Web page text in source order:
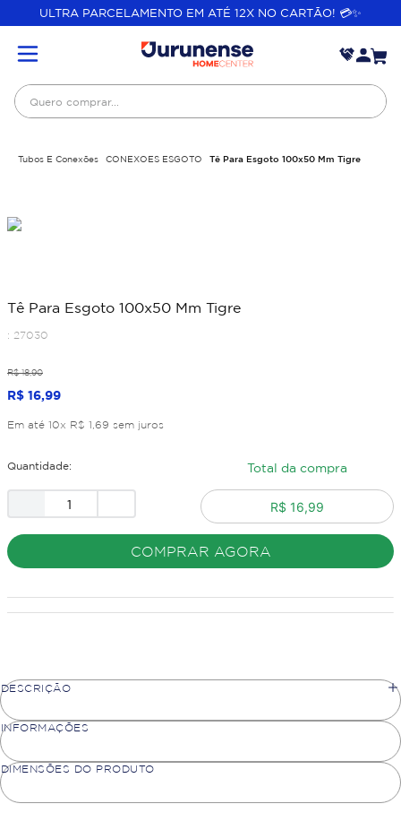
ULTRA PARCELAMENTO EM ATÉ 12X NO CARTÃO! 💳✨
Quero comprar...
Tubos E Conexões CONEXOES ESGOTO Tê Para Esgoto 100x50 Mm Tigre
Tê Para Esgoto 100x50 Mm Tigre
: 27030
R$ 18,90
R$ 16,99
Em até 10x R$ 1 69 sem juros
Quantidade: Total da compra
R$ 16,99
COMPRAR AGORA
DESCRIÇÃO
INFORMAÇÕES
DIMENSÕES DO PRODUTO